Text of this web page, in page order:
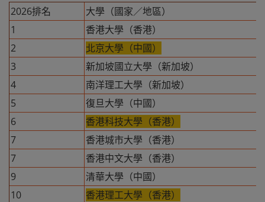
2026排名
大學（國家／地區）
1
香港大學（香港）
2
北京大學（中國）
3
新加坡國立大學（新加坡）
4
南洋理工大學（新加坡）
5
復旦大學（中國）
6
香港科技大學（香港）
7
香港城市大學（香港）
7
香港中文大學（香港）
9
清華大學（中國）
10
香港理工大學（香港）